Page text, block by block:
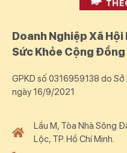
Doanh Nghiệp Xã Hội
Sức Khỏe Cộng Đồng
GPKD số 0316959138 do
ngày 16/9/2021
Lầu M, Tòa Nhà Sông
Lộc, TP. Hồ Chí Minh.